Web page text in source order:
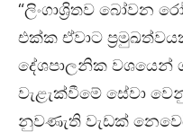
“ලිංගාශ්‍රිතව බෝවන
එක්ක ඒවාට
දේශපාලනික වශයෙන්
වැළැක්වීමේ සේවා
නුවණැති වැඩක්